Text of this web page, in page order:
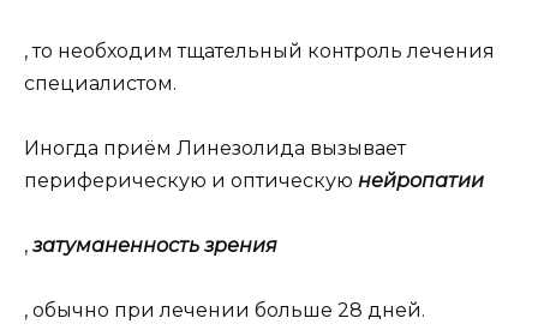
, то необходим тщательный контроль лечения
специалистом.
Иногда приём Линезолида вызывает
периферическую и оптическую нейропатии
, затуманенность зрения
, обычно при лечении больше 28 дней.